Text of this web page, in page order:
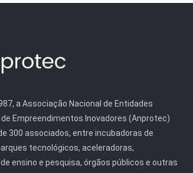
a Associação Nacional de Entidades
Empreendimentos Inovadores (Anprotec)
300 associados, entre incubadoras de
tecnológicos, aceleradoras,
ensino e pesquisa, órgãos públicos e outras